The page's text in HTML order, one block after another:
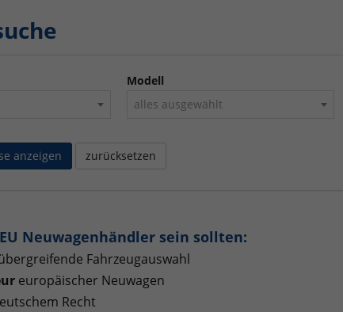
Modell
alles ausgewählt
anzeigen zurücksetzen
Neuwagenhändler sein sollten:
Fahrzeugauswahl
europäischer Neuwagen
Recht